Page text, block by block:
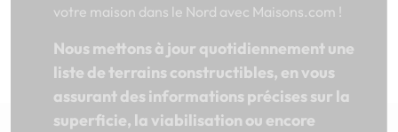
votre maison dans le Nord avec Maisons.com !
Nous mettons à jour quotidiennement une
liste de terrains constructibles, en vous
assurant des informations précises sur la
superficie, la viabilisation ou encore